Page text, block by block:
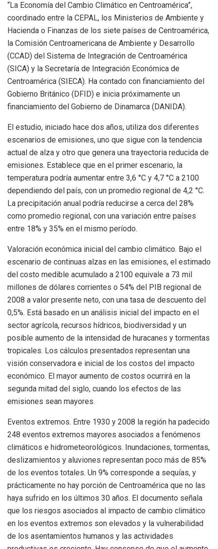
“La Economía del Cambio Climático en Centroamérica”,
coordinado entre la CEPAL, los Ministerios de Ambiente y
Hacienda o Finanzas de los siete países de Centroamérica,
la Comisión Centroamericana de Ambiente y Desarrollo
(CCAD) del Sistema de Integración de Centroamérica
(SICA) y la Secretaría de Integración Económica de
Centroamérica (SIECA). Ha contado con financiamiento del
Gobierno Británico (DFID) e inicia próximamente un
financiamiento del Gobierno de Dinamarca (DANIDA).
El estudio, iniciado hace dos años, utiliza dos diferentes
escenarios de emisiones, uno que sigue con la tendencia
actual de alza y otro que genera una trayectoria reducida de
emisiones. Establece que en el primer escenario, la
temperatura podría aumentar entre 3,6 °C y 4,7 °C a 2100
dependiendo del país, con un promedio regional de 4,2 °C.
La precipitación anual podría reducirse a cerca del 28%
como promedio regional, con una variación entre países
entre 18% y 35% en el mismo período.
Valoración económica inicial del cambio climático. Bajo el
escenario de continuas alzas en las emisiones, el estimado
del costo medible acumulado a 2100 equivale a 73 mil
millones de dólares corrientes o 54% del PIB regional de
2008 a valor presente neto, con una tasa de descuento del
0,5%. Está basado en un análisis inicial del impacto en el
sector agrícola, recursos hídricos, biodiversidad y un
posible aumento de la intensidad de huracanes y tormentas
tropicales. Los cálculos presentados representan una
visión conservadora e inicial de los costos del impacto
económico. El mayor aumento de costos ocurrirá en la
segunda mitad del siglo, cuando los efectos de las
emisiones sean mayores.
Eventos extremos. Entre 1930 y 2008 la región ha padecido
248 eventos extremos mayores asociados a fenómenos
climáticos e hidrometeorológicos. Inundaciones, tormentas,
deslizamientos y aluviones representan poco más de 85%
de los eventos totales. Un 9% corresponde a sequías, y
prácticamente no hay porción de Centroamérica que no las
haya sufrido en los últimos 30 años. El documento señala
que los riesgos asociados al impacto de cambio climático
en los eventos extremos son elevados y la vulnerabilidad
de los asentamientos humanos y las actividades